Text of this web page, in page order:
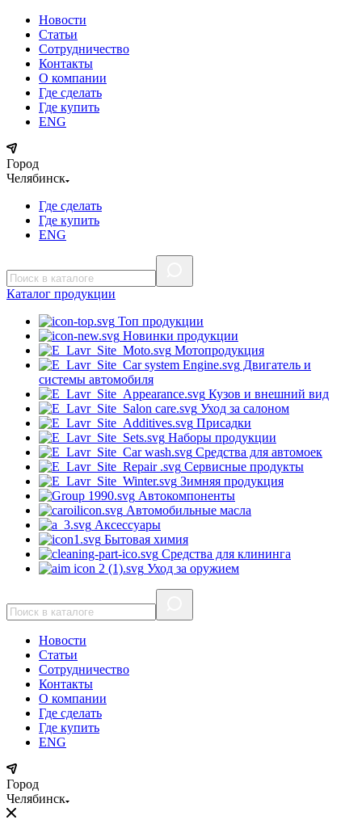
Новости
Статьи
Сотрудничество
Контакты
О компании
Где сделать
Где купить
ENG
Город
Челябинск
Где сделать
Где купить
ENG
Каталог продукции
Топ продукции
Новинки продукции
Мотопродукция
Двигатель и
системы автомобиля
Кузов и внешний вид
Уход за салоном
Присадки
Наборы продукции
Средства для автомоек
Сервисные продукты
Зимняя продукция
Автокомпоненты
Автомобильные масла
Аксессуары
Бытовая химия
Средства для клининга
Уход за оружием
Новости
Статьи
Сотрудничество
Контакты
О компании
Где сделать
Где купить
ENG
Город
Челябинск